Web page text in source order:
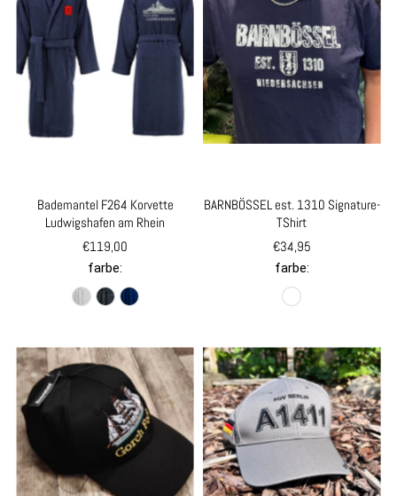
Bademantel F264 Korvette
Ludwigshafen am Rhein
€119,00
farbe:
BARNBÖSSEL est. 1310 Signature-
TShirt
€34,95
farbe: